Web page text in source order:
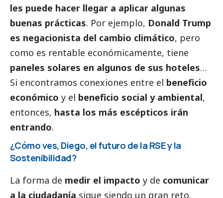
les puede hacer llegar a aplicar algunas
buenas prácticas. Por ejemplo, Donald Trump
es negacionista del cambio climático, pero
como es rentable económicamente, tiene
paneles solares en algunos de sus hoteles…
Si encontramos conexiones entre el beneficio
económico y el beneficio social y ambiental,
entonces, hasta los más escépticos irán
entrando.
¿Cómo ves, Diego, el futuro de la RSE y la
Sostenibilidad?
La forma de medir el impacto y de comunicar
a la ciudadanía sigue siendo un gran reto.